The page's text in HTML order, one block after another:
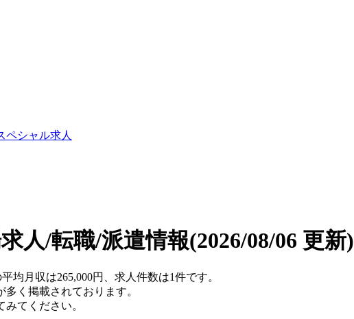
ペシャル求人
人/転職/派遣情報(2026/08/06 更新)
均月収は265,000円、求人件数は1件です。
く掲載されております。
てください。